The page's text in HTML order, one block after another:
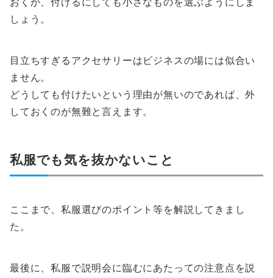
しょう。
目立ちすぎるアクセサリーはビジネスの場には似合い
ません。
どうしても付けたいという理由が無いのであれば、外
しておくのが無難と言えます。
私服でも気を抜かないこと
ここまで、私服選びのポイント等を解説してきまし
た。
最後に、私服で説明会に臨むにあたっての注意点を説